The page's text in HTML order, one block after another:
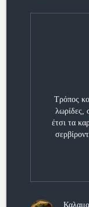
Τρόπος
λωρίδες,
έτσι τα